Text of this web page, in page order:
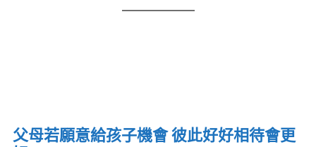
父母若願意給孩子機會 彼此好好相待會更